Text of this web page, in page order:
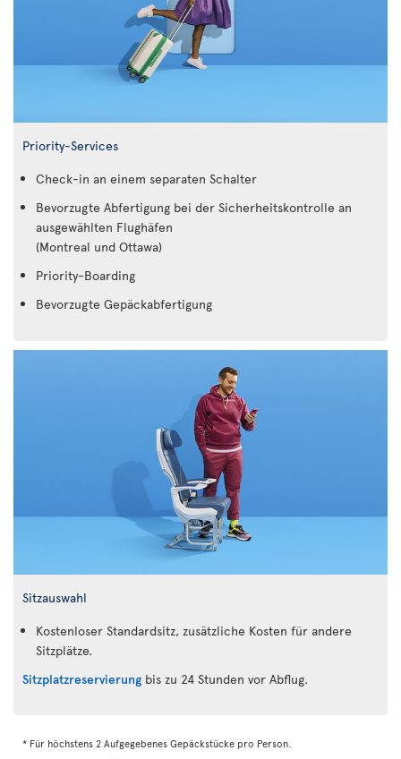
Priority-Services
Check-in an einem separaten Schalter
Bevorzugte Abfertigung bei der Sicherheitskontrolle an
ausgewählten Flughäfen
(Montreal und Ottawa)
Priority-Boarding
Bevorzugte Gepäckabfertigung
Sitzauswahl
Kostenloser Standardsitz, zusätzliche Kosten für andere
Sitzplätze.
Sitzplatzreservierung bis zu 24 Stunden vor Abflug.
* Für höchstens 2 Aufgegebenes Gepäckstücke pro Person.